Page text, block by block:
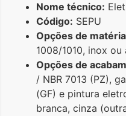
Nome técnico:
Código: SEPU
Opções de
1008/1010, inox ou
Opções de
/ NBR 7013 (PZ),
(GF) e pintura
branca, cinza